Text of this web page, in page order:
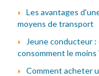
Les avantages
moyens de transport
Jeune conducteur
consomment le moins
Comment acheter